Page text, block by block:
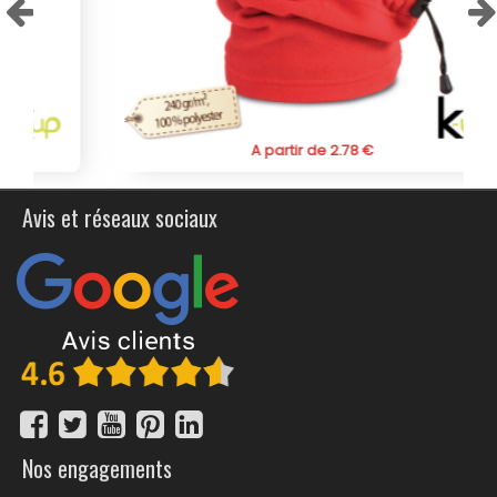
publicitaire qui respecte l'environnement tout en offrant
une visibilité maximale à votre marque. Commandez dès
maintenant pour faire une impression durable lors de
vos événements, promotions ou dans la vie quotidienne
A partir de 2.78 €
Avis et réseaux sociaux
Nos engagements